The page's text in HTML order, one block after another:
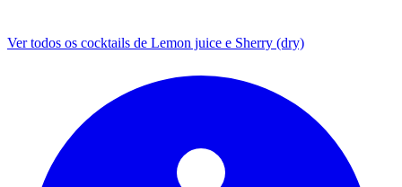
Ver todos os cocktails de Lemon juice e Sherry (dry)